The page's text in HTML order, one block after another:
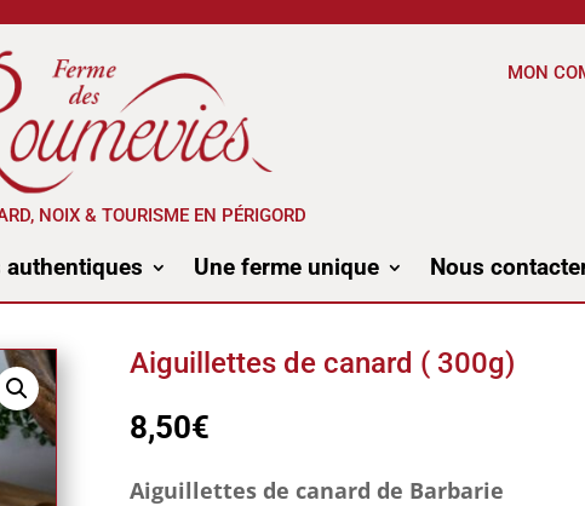
NOIX & TOURISME EN PÉRIGORD
MON
authentiques Une ferme unique Nous
Aiguillettes de canard ( 300g)
8,50€
Aiguillettes de canard de Barbarie